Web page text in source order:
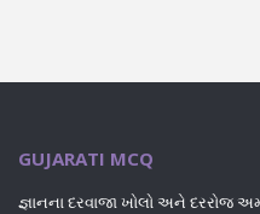
GUJARATI MCQ
જ્ઞાનના દરવાજા ખોલો અને દરરોજ